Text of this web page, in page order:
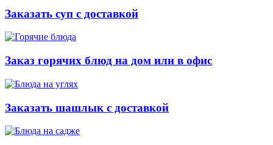
Заказать суп с доставкой
Заказ горячих блюд на дом или в офис
Заказать шашлык с доставкой